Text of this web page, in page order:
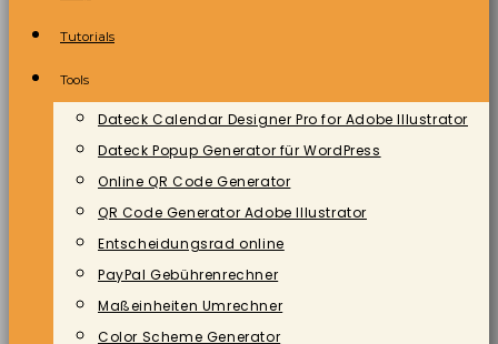
Tutorials
Tools
Dateck Calendar Designer Pro for Adobe Illustrator
Dateck Popup Generator für WordPress
Online QR Code Generator
QR Code Generator Adobe Illustrator
Entscheidungsrad online
PayPal Gebührenrechner
Maßeinheiten Umrechner
Color Scheme Generator